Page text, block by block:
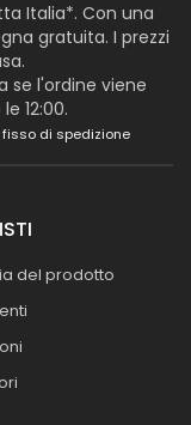
Italia*. Con una
gratuita. I prezzi
se l'ordine viene
12:00.
di spedizione
del prodotto